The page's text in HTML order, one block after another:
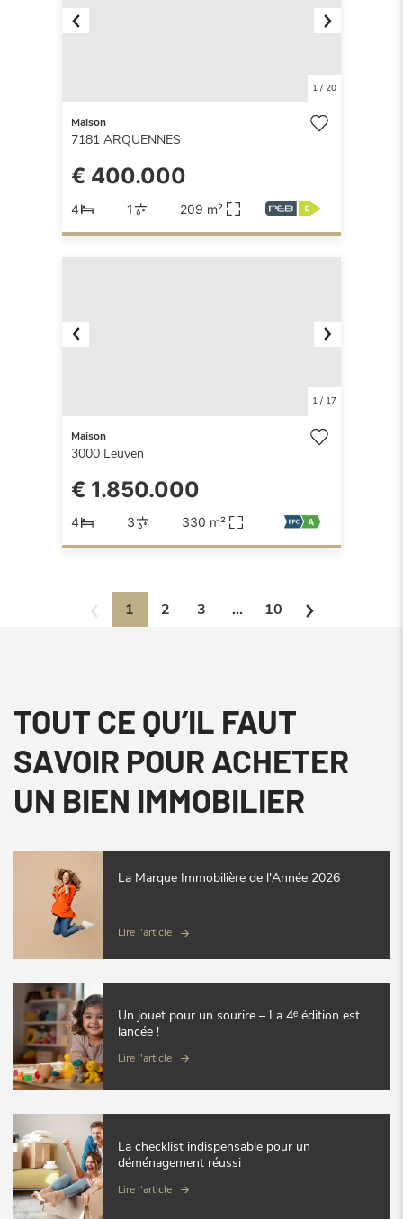
Next
1/ 20
Maison
7181 ARQUENNES
€ 400.000
4 1 209 m²
Next
1/ 17
Maison
3000 Leuven
€ 1.850.000
4 3 330 m²
1 2 3 ... 10
TOUT CE QU’IL FAUT
SAVOIR POUR ACHETER
UN BIEN IMMOBILIER
La Marque Immobilière de l'Année 2026
Lire l'article
Un jouet pour un sourire – La 4ᵉ édition est
lancée !
Lire l'article
La checklist indispensable pour un
déménagement réussi
Lire l'article